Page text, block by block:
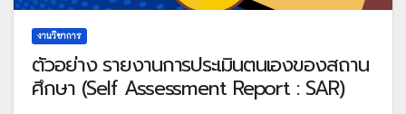
งานวิชาการ
ตัวอย่าง รายงานการประเมินตนเองของสถาน
ศึกษา (Self Assessment Report : SAR)